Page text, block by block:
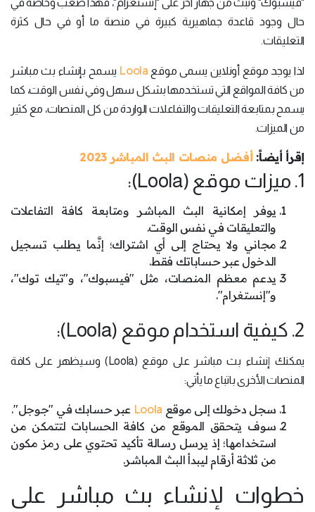
حال وجود قاعدة جماهيرية كبيرة في منصة ما أو في حال كثرة
التعليقات.
لذا يوجد موقع أونلاين يسمى موقع Loola يسمح بإنشاء بث مباشر
من كافة المواقع التي تستخدمها بشكل سهل وفي نفس الوقت، كما
يسمح بمتابعة التعليقات والتفاعلات الواردة من كل المنصات، مع كثير
من الميزات.
إقرأ أيضاً: أفضل منصات البث المباشر 2023
1. ميزات موقع (Loola):
يوفر إمكانية البث المباشر ومتابعة كافة التفاعلات
والتعليقات في نفس الوقت.
مجاني ولا يحتاج إلى أي اشتراك؛ إنَّما يطلب تسجيل
الدخول عبر حساباتك فقط.
يدعم معظم المنصات، مثل "فيسبوك"، و"تيك توك"،
و"إنستغرام".
2. كيفية استخدام موقع (Loola):
يمكنك إنشاء بث مباشر على موقع (Loola) وسيظهر على كافة
المنصات الأخرى باتباع ما يأتي:
سجل دخولك إلى موقع Loola عبر حسابك في "جوجل".
سوف يتحقق الموقع من كافة الحسابات لتتمكن من
استخدامها؛ إذ يرسل رسالة تأكيد تحتوي على رمز مكون
من ثلاثة أرقام ليبدأ البث المباشر.
خطوات لإنشاء بث مباشر على